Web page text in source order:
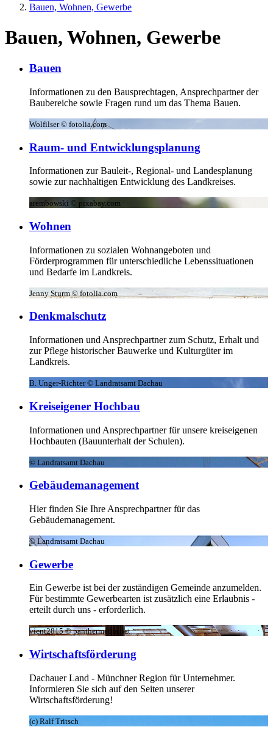
Bauen, Wohnen, Gewerbe
Bauen, Wohnen, Gewerbe
Bauen
Informationen zu den Bausprechtagen, Ansprechpartner der
Baubereiche sowie Fragen rund um das Thema Bauen.
Wolfilser © fotolia.com
Raum- und Entwicklungsplanung
Informationen zur Bauleit-, Regional- und Landesplanung
sowie zur nachhaltigen Entwicklung des Landkreises.
arembowski © pixabay.com
Wohnen
Informationen zu sozialen Wohnangeboten und
Förderprogrammen für unterschiedliche Lebenssituationen
und Bedarfe im Landkreis.
Jenny Sturm © fotolia.com
Denkmalschutz
Informationen und Ansprechpartner zum Schutz, Erhalt und
zur Pflege historischer Bauwerke und Kulturgüter im
Landkreis.
B. Unger-Richter © Landratsamt Dachau
Kreiseigener Hochbau
Informationen und Ansprechpartner für unsere kreiseigenen
Hochbauten (Bauunterhalt der Schulen).
© Landratsamt Dachau
Gebäudemanagement
Hier finden Sie Ihre Ansprechpartner für das
Gebäudemanagement.
© Landratsamt Dachau
Gewerbe
Ein Gewerbe ist bei der zuständigen Gemeinde anzumelden.
Für bestimmte Gewerbearten ist zusätzlich eine Erlaubnis -
erteilt durch uns - erforderlich.
vicnt2815 © panthermedia.net
Wirtschaftsförderung
Dachauer Land - Münchner Region für Unternehmer.
Informieren Sie sich auf den Seiten unserer
Wirtschaftsförderung!
(c) Ralf Tritsch